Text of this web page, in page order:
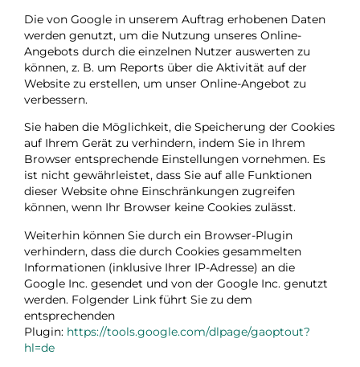
Die von Google in unserem Auftrag erhobenen Daten
werden genutzt, um die Nutzung unseres Online-
Angebots durch die einzelnen Nutzer auswerten zu
können, z. B. um Reports über die Aktivität auf der
Website zu erstellen, um unser Online-Angebot zu
verbessern.
Sie haben die Möglichkeit, die Speicherung der Cookies
auf Ihrem Gerät zu verhindern, indem Sie in Ihrem
Browser entsprechende Einstellungen vornehmen. Es
ist nicht gewährleistet, dass Sie auf alle Funktionen
dieser Website ohne Einschränkungen zugreifen
können, wenn Ihr Browser keine Cookies zulässt.
Weiterhin können Sie durch ein Browser-Plugin
verhindern, dass die durch Cookies gesammelten
Informationen (inklusive Ihrer IP-Adresse) an die
Google Inc. gesendet und von der Google Inc. genutzt
werden. Folgender Link führt Sie zu dem
entsprechenden
Plugin: https://tools.google.com/dlpage/gaoptout?
hl=de